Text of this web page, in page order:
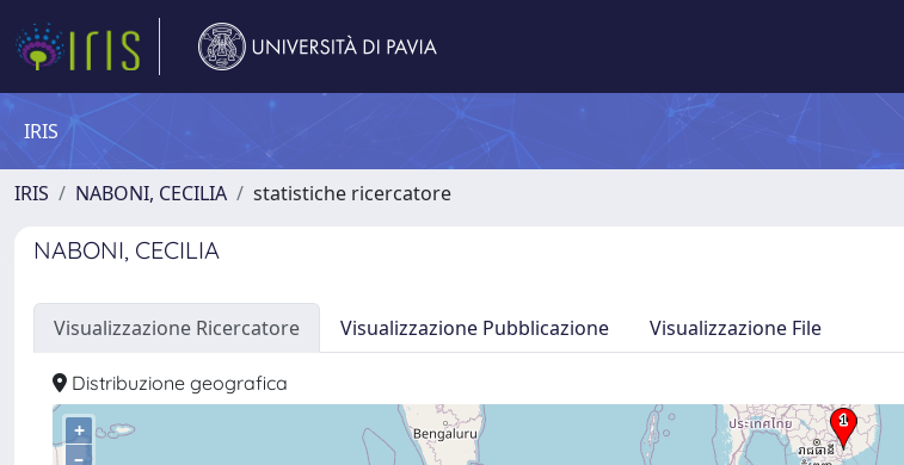
IRIS
IRIS NABONI, CECILIA statistiche ricercatore
NABONI, CECILIA
Visualizzazione Ricercatore Visualizzazione Pubblicazione Visualizzazione File
Distribuzione geografica
+
–